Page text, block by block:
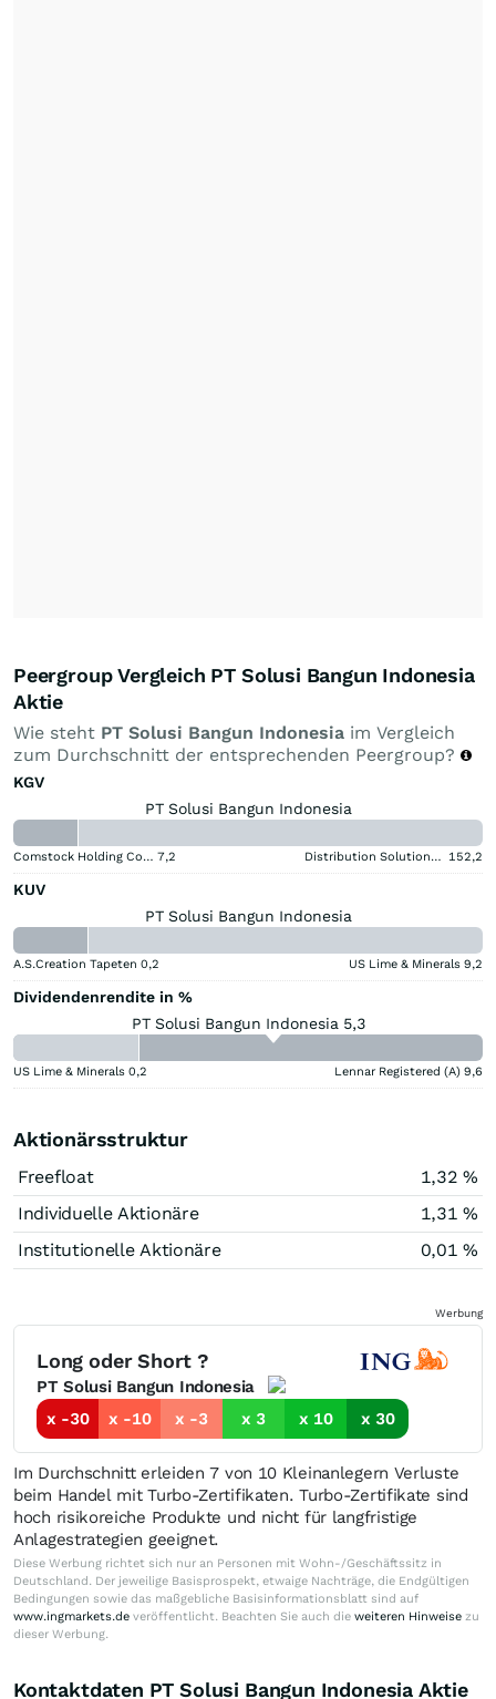
Peergroup Vergleich PT Solusi Bangun Indonesia
Aktie
Wie steht PT Solusi Bangun Indonesia im Vergleich
zum Durchschnitt der entsprechenden Peergroup?
KGV
PT Solusi Bangun Indonesia
Comstock Holding Companies Registered (A) 7,2 Distribution Solutions Group 152,2
KUV
PT Solusi Bangun Indonesia
A.S.Creation Tapeten 0,2 US Lime & Minerals 9,2
Dividendenrendite in %
PT Solusi Bangun Indonesia 5,3
US Lime & Minerals 0,2 Lennar Registered (A) 9,6
Aktionärsstruktur
Freefloat
1,32 %
Individuelle Aktionäre
1,31 %
Institutionelle Aktionäre
0,01 %
Werbung
Long oder Short ?
PT Solusi Bangun Indonesia
x -30
x -10 x -3 x 3 x 10 x 30
Im Durchschnitt erleiden 7 von 10 Kleinanlegern Verluste
beim Handel mit Turbo-Zertifikaten. Turbo-Zertifikate sind
hoch risikoreiche Produkte und nicht für langfristige
Anlagestrategien geeignet.
Diese Werbung richtet sich nur an Personen mit Wohn-/Geschäftssitz in
Deutschland. Der jeweilige Basisprospekt, etwaige Nachträge, die Endgültigen
Bedingungen sowie das maßgebliche Basisinformationsblatt sind auf
www.ingmarkets.de veröffentlicht. Beachten Sie auch die weiteren Hinweise zu
dieser Werbung.
Kontaktdaten PT Solusi Bangun Indonesia Aktie